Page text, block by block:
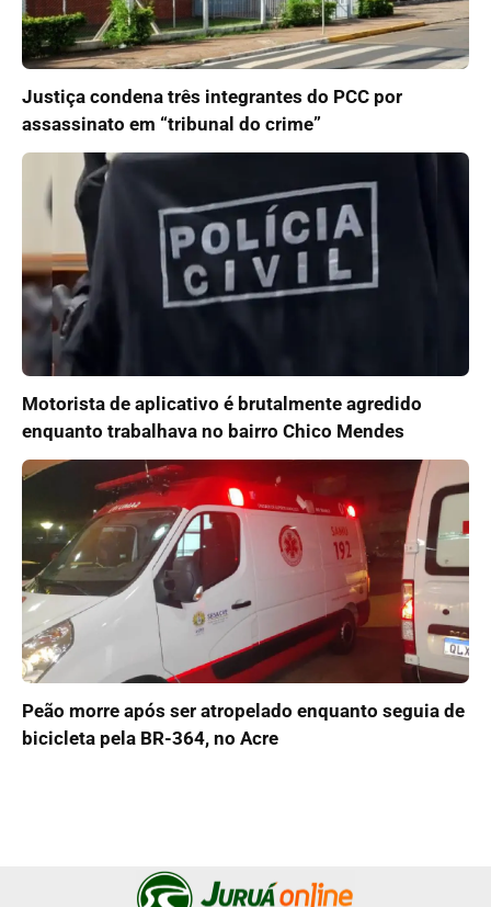
Justiça condena três integrantes do PCC por
assassinato em “tribunal do crime”
Motorista de aplicativo é brutalmente agredido
enquanto trabalhava no bairro Chico Mendes
Peão morre após ser atropelado enquanto seguia de
bicicleta pela BR-364, no Acre